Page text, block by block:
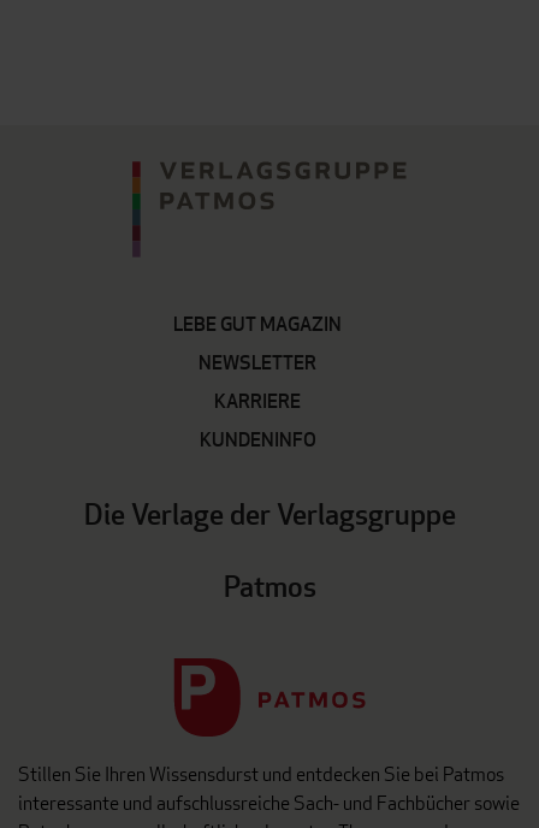
LEBE GUT MAGAZIN
NEWSLETTER
KARRIERE
KUNDENINFO
Die Verlage der Verlagsgruppe
Patmos
Stillen Sie Ihren Wissensdurst und entdecken Sie bei Patmos
interessante und aufschlussreiche Sach- und Fachbücher sowie